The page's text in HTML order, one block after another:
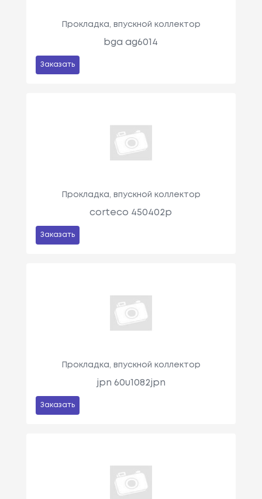
Прокладка, впускной коллектор
bga ag6014
Заказать
Прокладка, впускной коллектор
corteco 450402p
Заказать
Прокладка, впускной коллектор
jpn 60u1082jpn
Заказать